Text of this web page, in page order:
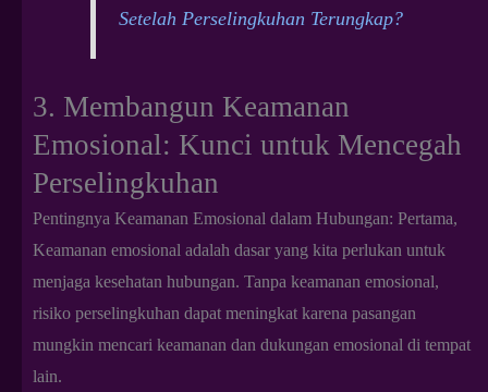
Setelah Perselingkuhan Terungkap?
3. Membangun Keamanan
Emosional: Kunci untuk Mencegah
Perselingkuhan
Pentingnya Keamanan Emosional dalam Hubungan: Pertama,
Keamanan emosional adalah dasar yang kita perlukan untuk
menjaga kesehatan hubungan. Tanpa keamanan emosional,
risiko perselingkuhan dapat meningkat karena pasangan
mungkin mencari keamanan dan dukungan emosional di tempat
lain.